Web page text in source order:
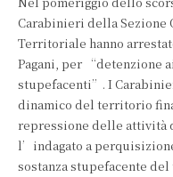
Carabinieri della Sezione
Territoriale hanno
Pagani, per “detenzione
stupefacenti”. I
dinamico del territorio
repressione delle attività
l’indagato a
sostanza stupefacente